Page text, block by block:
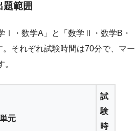
範囲
Ⅰ・数学A」と「数学Ⅱ・数学B・
それぞれ試験時間は70分で、マー
元
試
験
時